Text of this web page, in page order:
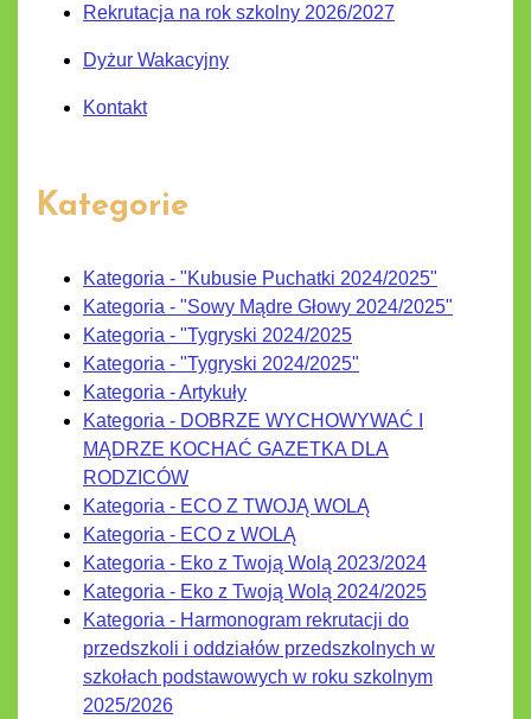
Rekrutacja na rok szkolny 2026/2027
Dyżur Wakacyjny
Kontakt
Kategorie
Kategoria - "Kubusie Puchatki 2024/2025"
Kategoria - "Sowy Mądre Głowy 2024/2025"
Kategoria - "Tygryski 2024/2025
Kategoria - "Tygryski 2024/2025"
Kategoria - Artykuły
Kategoria - DOBRZE WYCHOWYWAĆ I
MĄDRZE KOCHAĆ GAZETKA DLA
RODZICÓW
Kategoria - ECO Z TWOJĄ WOLĄ
Kategoria - ECO z WOLĄ
Kategoria - Eko z Twoją Wolą 2023/2024
Kategoria - Eko z Twoją Wolą 2024/2025
Kategoria - Harmonogram rekrutacji do
przedszkoli i oddziałów przedszkolnych w
szkołach podstawowych w roku szkolnym
2025/2026